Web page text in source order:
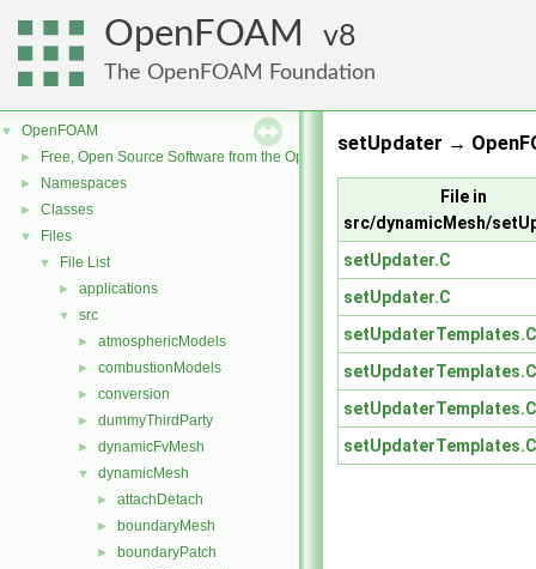
OpenFOAM 8
The OpenFOAM Foundation
▼ OpenFOAM
► Free, Open Source Software from the OpenFOAM Foundation
► Namespaces
► Classes
▼ Files
▼ File List
► applications
▼ src
► atmosphericModels
► combustionModels
► conversion
► dummyThirdParty
► dynamicFvMesh
▼ dynamicMesh
► attachDetach
► boundaryMesh
► boundaryPatch
setUpdater →
File in
src/dynamicMesh/
setUpdater.C
setUpdater.C
setUpdaterTemplates.C
setUpdaterTemplates.C
setUpdaterTemplates.C
setUpdaterTemplates.C